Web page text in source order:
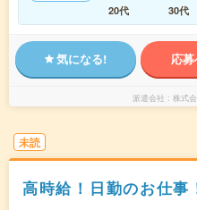
20代
30代
気になる! 応
派遣会社 株式
未読
高時給！日勤のお仕事